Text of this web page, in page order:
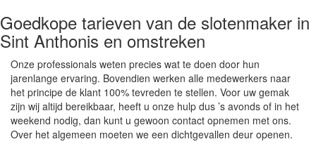
Goedkope tarieven van de slotenmaker in
Sint Anthonis en omstreken
Onze professionals weten precies wat te doen door hun
jarenlange ervaring. Bovendien werken alle medewerkers naar
het principe de klant 100% tevreden te stellen. Voor uw gemak
zijn wij altijd bereikbaar, heeft u onze hulp dus ’s avonds of in het
weekend nodig, dan kunt u gewoon contact opnemen met ons.
Over het algemeen moeten we een dichtgevallen deur openen.